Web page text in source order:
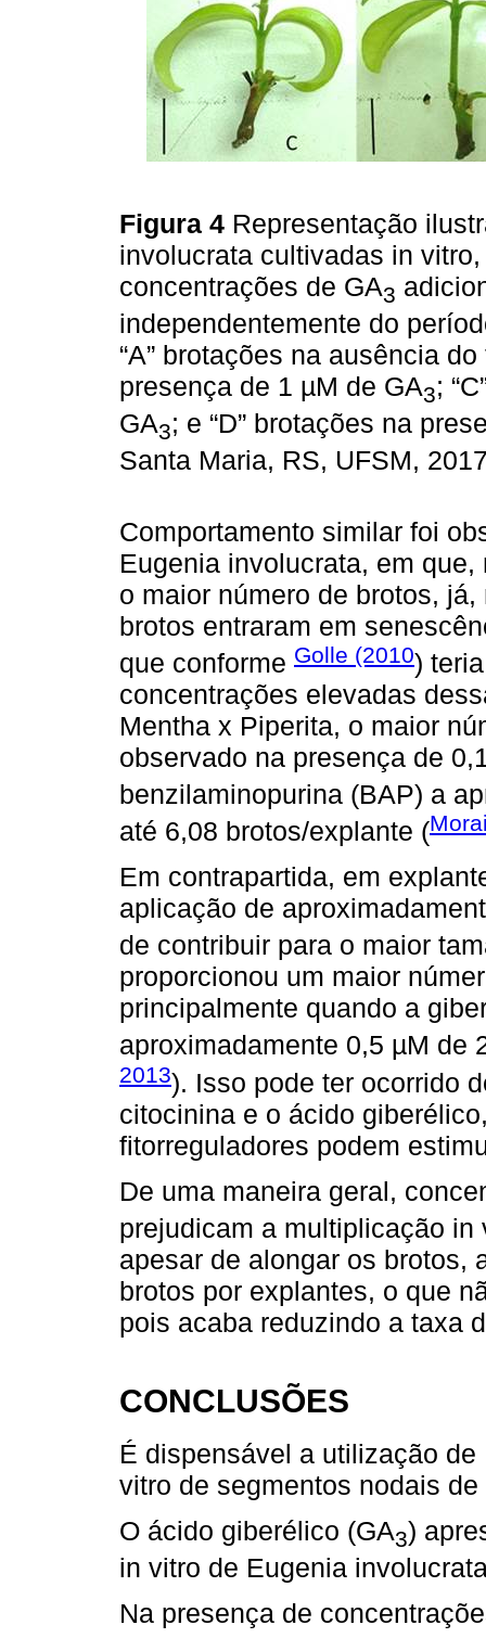
Figura 4 Representação
involucrata cultivadas in
concentrações de GA3
independentemente do
“A” brotações na ausência
presença de 1 µM de GA3;
GA3; e “D” brotações na
Santa Maria, RS, UFSM,
Comportamento similar foi
Eugenia involucrata, em
o maior número de brotos,
brotos entraram em
que conforme Golle (2010)
concentrações elevadas
Mentha x Piperita, o maior
observado na presença de
benzilaminopurina (BAP) a
até 6,08 brotos/explante (
Em contrapartida, em
aplicação de
de contribuir para o maior
proporcionou um maior
principalmente quando a
aproximadamente 0,5 µM de
2013). Isso pode ter ocorrido
citocinina e o ácido
fitorreguladores podem
De uma maneira geral,
prejudicam a multiplicação
apesar de alongar os brotos,
brotos por explantes, o que
pois acaba reduzindo a taxa
CONCLUSÕES
É dispensável a utilização
vitro de segmentos nodais
O ácido giberélico (GA3)
in vitro de Eugenia
Na presença de